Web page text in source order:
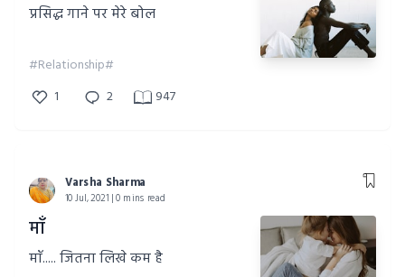
प्रसिद्ध गाने पर मेरे बोल
#Relationship#
1
2 947
Varsha Sharma
10 Jul, 2021 | 0 mins read
माँ
माँ..... जितना लिखे कम है